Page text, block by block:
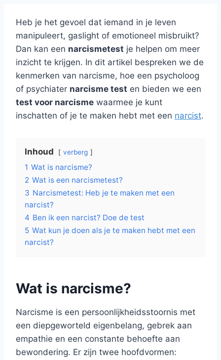
Heb je het gevoel dat iemand in je leven
manipuleert, gaslight of emotioneel misbruikt?
Dan kan een narcismetest je helpen om meer
inzicht te krijgen. In dit artikel bespreken we de
kenmerken van narcisme, hoe een psycholoog
of psychiater narcisme test en bieden we een
test voor narcisme waarmee je kunt
inschatten of je te maken hebt met een narcist.
Inhoud verberg
1 Wat is narcisme?
2 Wat is een narcismetest?
3 Narcismetest: Heb je te maken met een
narcist?
4 Ben ik een narcist? Doe de test
5 Wat kun je doen als je te maken hebt met een
narcist?
Wat is narcisme?
Narcisme is een persoonlijkheidsstoornis met
een diepgeworteld eigenbelang, gebrek aan
empathie en een constante behoefte aan
bewondering. Er zijn twee hoofdvormen: